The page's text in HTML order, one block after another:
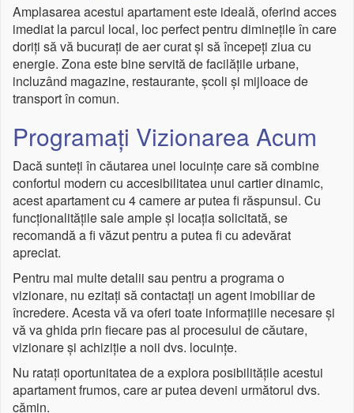
Amplasarea acestui apartament este ideală, oferind acces
imediat la parcul local, loc perfect pentru diminețile în care
doriți să vă bucurați de aer curat și să începeți ziua cu
energie. Zona este bine servită de facilățile urbane,
incluzând magazine, restaurante, școli și mijloace de
transport în comun.
Programați Vizionarea Acum
Dacă sunteți în căutarea unei locuințe care să combine
confortul modern cu accesibilitatea unui cartier dinamic,
acest apartament cu 4 camere ar putea fi răspunsul. Cu
funcționalitățile sale ample și locația solicitată, se
recomandă a fi văzut pentru a putea fi cu adevărat
apreciat.
Pentru mai multe detalii sau pentru a programa o
vizionare, nu ezitați să contactați un agent imobiliar de
încredere. Acesta vă va oferi toate informațiile necesare și
vă va ghida prin fiecare pas al procesului de căutare,
vizionare și achiziție a noii dvs. locuințe.
Nu ratați oportunitatea de a explora posibilitățile acestui
apartament frumos, care ar putea deveni următorul dvs.
cămin.